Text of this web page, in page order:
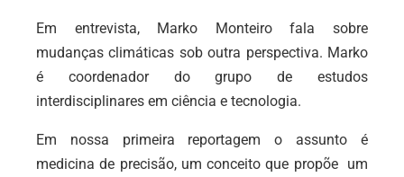
Em entrevista, Marko Monteiro fala sobre
mudanças climáticas sob outra perspectiva. Marko
é coordenador do grupo de estudos
interdisciplinares em ciência e tecnologia.
Em nossa primeira reportagem o assunto é
medicina de precisão, um conceito que propõe um